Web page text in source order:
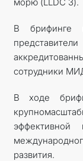
В брифинге
сотрудники
В ходе
развития.